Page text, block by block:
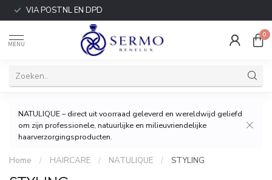
VIA POSTNL EN DPD
MENU
0
NATULIQUE – direct uit voorraad geleverd en wereldwijd geliefd
om zijn professionele, natuurlijke en milieuvriendelijke
haarverzorgingsproducten.
Home / HAIRCARE / NATULIQUE / STYLING